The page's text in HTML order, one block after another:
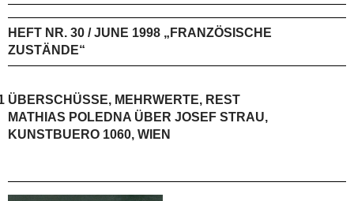
HEFT NR. 30 / JUNE 1998 „FRANZÖSISCHE
ZUSTÄNDE“
ÜBERSCHÜSSE, MEHRWERTE, REST
MATHIAS POLEDNA ÜBER JOSEF STRAU,
KUNSTBUERO 1060, WIEN